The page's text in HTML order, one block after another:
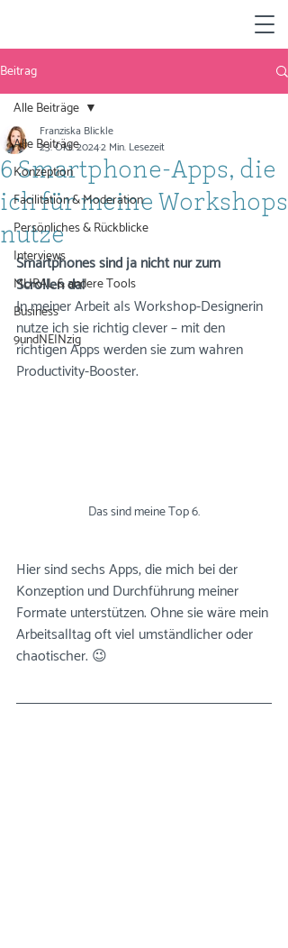
Beitrag
Alle Beiträge
Konzeption
Facilitation & Moderation
Persönliches & Rückblicke
Interviews
MURAL & andere Tools
Business
9undNEINzig
Alle Beiträge
6 Smartphone-Apps, die
ich für meine Workshops
nutze
Franziska Blickle
23. Okt. 20242 Min. Lesezeit
Smartphones sind ja nicht nur zum
Scrollen da!
In meiner Arbeit als Workshop-Designerin
nutze ich sie richtig clever – mit den
richtigen Apps werden sie zum wahren
Productivity-Booster.
Das sind meine Top 6.
Hier sind sechs Apps, die mich bei der
Konzeption und Durchführung meiner
Formate unterstützen. Ohne sie wäre mein
Arbeitsalltag oft viel umständlicher oder
chaotischer. 😉